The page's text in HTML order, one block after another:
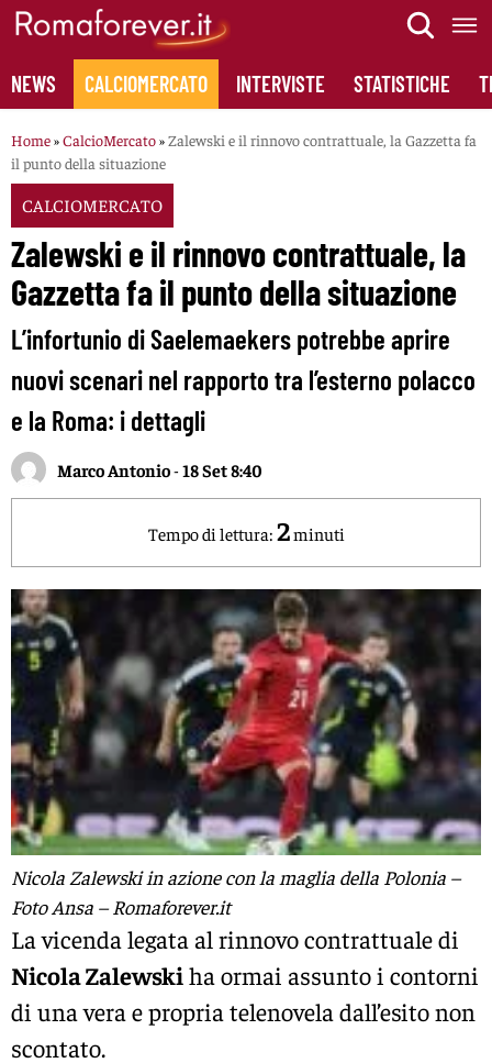
Skip
content
NEWS CALCIOMERCATO INTERVISTE STATISTICHE
Home»CalcioMercato»Zalewski e il rinnovo contrattuale, la Gazzetta fa
il punto della situazione
CALCIOMERCATO
Zalewski e il rinnovo contrattuale, la
Gazzetta fa il punto della situazione
L’infortunio di Saelemaekers potrebbe aprire
nuovi scenari nel rapporto tra l’esterno polacco
e la Roma: i dettagli
Marco Antonio-18 Set 8:40
Tempo di lettura: 2minuti
Nicola Zalewski in azione con la maglia della Polonia –
Foto Ansa – Romaforever.it
La vicenda legata al rinnovo contrattuale di
Nicola Zalewskiha ormai assunto i contorni
di una vera e propria telenovela dall’esito non
scontato.